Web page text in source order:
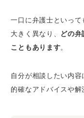
一口に弁護士といっ
大きく異なり、
どの弁
こともあります。
自分が相談したい内容
的確なアドバイスや解